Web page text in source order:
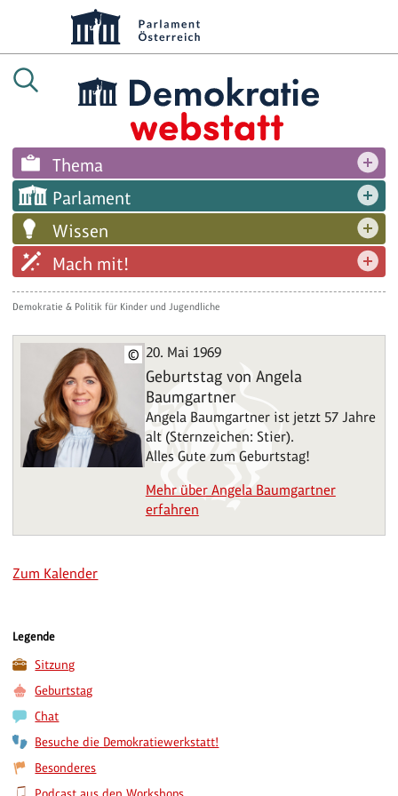
Thema
Parlament
Wissen
Mach mit!
Demokratie & Politik für Kinder und Jugendliche
© 20. Mai 1969
Geburtstag von Angela
Baumgartner
Angela Baumgartner ist jetzt 57 Jahre
alt (Sternzeichen: Stier).
Alles Gute zum Geburtstag!
Mehr über Angela Baumgartner
erfahren
Zum Kalender
Legende
Sitzung
Geburtstag
Chat
Besuche die Demokratiewerkstatt!
Besonderes